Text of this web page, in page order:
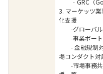
‐GRC（
3. マーケッツ
化支援
-グローバル
-事業ポート
- 金融規制対
場コンダクト対
-市場事務共